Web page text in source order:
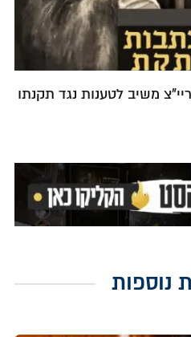
משיב לטענות נגד תקנתו
נוספות